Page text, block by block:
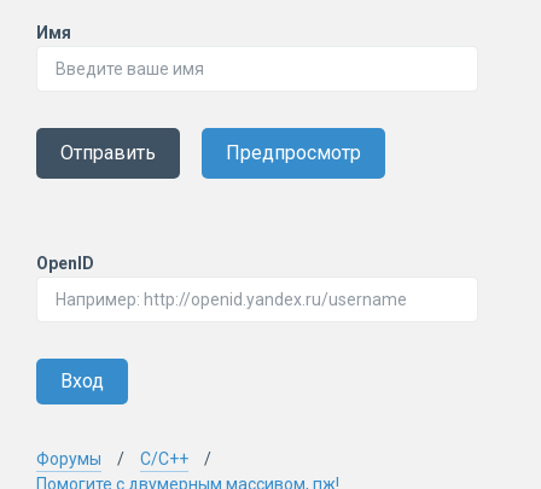
Имя
Отправить Предпросмотр
OpenID
Вход
Форумы
C/C++
Помогите с двумерным массивом, пж!